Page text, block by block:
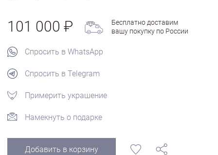
101 000
Бесплатно доставим
вашу покупку по России
Спросить в WhatsApp
Спросить в Telegram
Примерить украшение
Намекнуть о подарке
Добавить в корзину